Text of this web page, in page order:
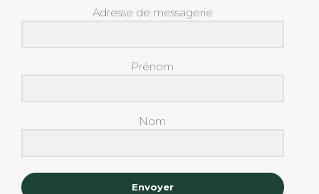
Adresse de messagerie
Prénom
Nom
Envoyer